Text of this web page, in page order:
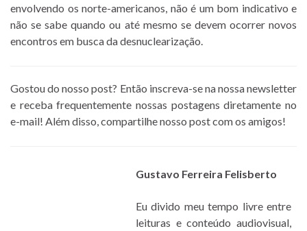
envolvendo os norte-americanos, não é um bom indicativo e
não se sabe quando ou até mesmo se devem ocorrer novos
encontros em busca da desnuclearização.
Gostou do nosso post? Então inscreva-se na nossa newsletter
e receba frequentemente nossas postagens diretamente no
e-mail! Além disso, compartilhe nosso post com os amigos!
Gustavo Ferreira Felisberto
Eu divido meu tempo livre entre
leituras e conteúdo audiovisual,